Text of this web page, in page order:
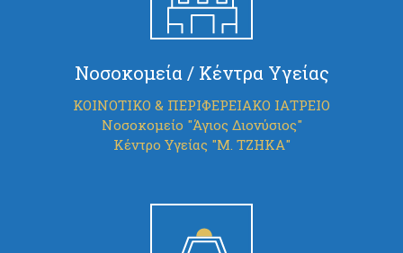
Νοσοκομεία / Κέντρα Υγείας
ΚΟΙΝΟΤΙΚΟ & ΠΕΡΙΦΕΡΕΙΑΚΟ ΙΑΤΡΕΙΟ
Νοσοκομείο "Άγιος Διονύσιος"
Κέντρο Υγείας "Μ. ΤΖΗΚΑ"